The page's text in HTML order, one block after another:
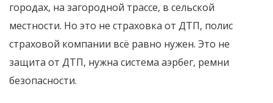
городах, на загородной трассе, в сельской
местности. Но это не страховка от ДТП, полис
страховой компании всё равно нужен. Это не
защита от ДТП, нужна система аэрбег, ремни
безопасности.